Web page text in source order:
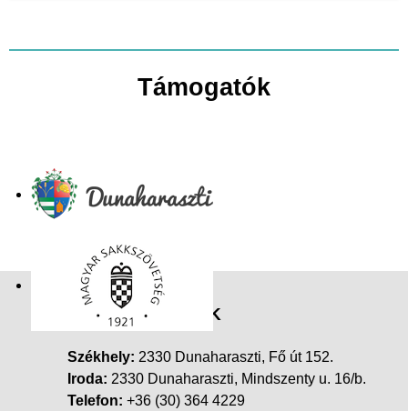
Támogatók
Dunaharaszti MTK
Székhely: 2330 Dunaharaszti, Fő út 152.
Iroda: 2330 Dunaharaszti, Mindszenty u. 16/b.
Telefon: +36 (30) 364 4229